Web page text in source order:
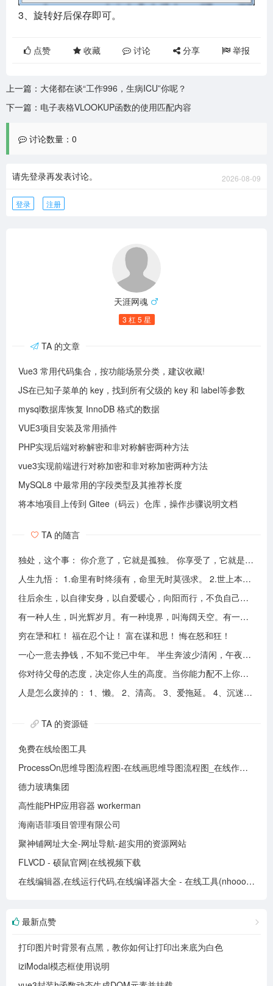
3、旋转好后保存即可。
点赞 收藏 讨论 分享 举报
上一篇： 大佬都在谈“工作996，生病ICU”你呢？
下一篇： 电子表格VLOOKUP函数的使用匹配内容
讨论数量：0
请先登录再发表讨论。 2026-08-09
登录 注册
天涯网魂
3 杠 5 星
TA 的文章
Vue3 常用代码集合，按功能场景分类，建议收藏!
JS在已知子菜单的 key，找到所有父级的 key 和 label等参数
mysql数据库恢复 InnoDB 格式的数据
VUE3项目安装及常用插件
PHP实现后端对称解密和非对称解密两种方法
vue3实现前端进行对称加密和非对称加密两种方法
MySQL8 中最常用的字段类型及其推荐长度
将本地项目上传到 Gitee（码云）仓库，操作步骤说明文档
TA 的随言
独处，这个事： 你介意了，它就是孤独。 你享受了，它就是自由。
人生九悟： 1.命里有时终须有，命里无时莫强求。 2.世上本无事槦人自扰之。 3.睡前原谅一切，醒来不问过往。 4.平安健康是财富，无病无灾。 5.人心换人心，换不来就转身。 6.看破不说破，看透不说透。 7.得意时看淡，失意时看开。 8.知足常乐，一切随缘。 9.人生本过客，何须执着。
往后余生，以自律安身，以自爱暖心，向阳而行，不负自己，活成自己喜欢的模样！
有一种人生，叫光辉岁月。有一种境界，叫海阔天空。有一种心态，叫不可一世。 有一种亲情，叫真的爱你。有一种乡音，叫农民。 有一种爱情，叫喜欢你。 有一种路途，叫灰色轨迹。 有一种知己，叫情人。有一种情结，叫长城。 有一种和平，叫AMANI。 有一种行动，叫不再犹豫。 有一种父爱，叫大地。有一种孤独，叫冷雨夜。 有一种伤心，叫无尽空虚。 有一种无奈，叫岁月无声。有一种信仰，叫再见理想。有一种童真，叫月光光。有一种力量，叫冲开一切。有一种坚强，叫午夜怨曲。有一种感慨，叫谁伴我闯荡。 有一种坦然，叫无悔这一生。有一种思念，叫遥望。有一个歌手，叫黄家驹。 有一支乐队，叫BEYOND。三十多年，一晃而过！精神永留心间，致敬家驹！！
穷在犟和杠！ 福在忍个让！ 富在谋和思！ 悔在怒和狂！
一心一意去挣钱，不知不觉已中年。 半生奔波少清闲，午夜孤枕难入眠。 青山不老我不闲，一生忙碌为油盐。 风风雨雨几十载，转眼黄土埋胸前。 我笑青山颜不变，青山笑我已暮年。 如牛到老不得闲，得闲已与山共眠。 半生风雨半生寒，一杯浊酒敬流年。 回首过往半生路，七分酸楚三分甜。 岁月赠我两鬓霜，红尘赐我一身伤。 尝遍人间千般苦，颜衰依旧笑夕阳。
你对待父母的态度，决定你人生的高度。当你能力配不上你的欲望的时候，要学会控制欲望，并对自己的能力有认知、对自己的消费有规划、对自己的欲望有克制。
人是怎么废掉的： 1、懒。 2、清高。 3、爱拖延。 4、沉迷美色。 5、没有自控力。 6、不思考不学习。 7、安慰式自我欺骗。 8、胆小如鼠不敢打拼。 9、不懂示弱找别人帮助。 10、满脑子都是鸡毛蒜皮，忽略重大事情的选择。
TA 的资源链
免费在线绘图工具
ProcessOn思维导图流程图-在线画思维导图流程图_在线作图实时协作
德力玻璃集团
高性能PHP应用容器 workerman
海南语菲项目管理有限公司
聚神铺网址大全-网址导航-超实用的资源网站
FLVCD - 硕鼠官网|在线视频下载
在线编辑器,在线运行代码,在线编译器大全 - 在线工具(nhooo.com)
最新点赞
打印图片时背景有点黑，教你如何让打印出来底为白色
iziModal模态框使用说明